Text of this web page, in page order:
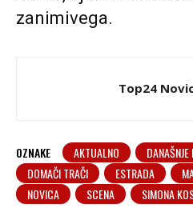
zanimivega.
Top24
OZNAKE AKTUALNO
DOMAČI TRAČI
ESTRADA
NOVICA
SCENA SIMONA